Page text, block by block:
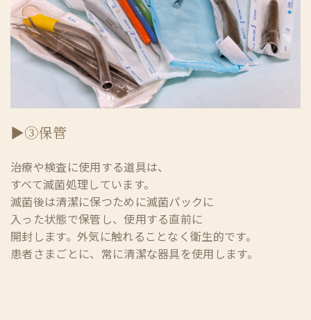
▶③保管
治療や検査に使用する道具は、
すべて滅菌処理しています。
滅菌後は清潔に保つために滅菌パックに
入った状態で保管し、使用する直前に
開封します。 外気に触れることなく衛生的です。
患者さまごとに、常に清潔な器具を使用します。